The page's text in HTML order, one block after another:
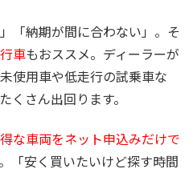
「納期が間に合わない」。そ
車もおススメ。ディーラーが
使用車や低走行の試乗車な
くさん出回ります。
な車両をネット申込みだけで
「安く買いたいけど探す時間